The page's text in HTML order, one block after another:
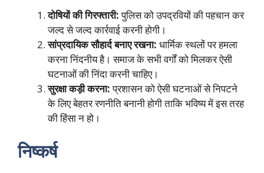
दोषियों की गिरफ्तारी:पुलिस को उपद्रवियों की पहचान कर
जल्द से जल्द कार्रवाई करनी होगी।
सांप्रदायिक सौहार्द बनाए रखना: धार्मिक स्थलों पर हमला
करना निंदनीय है। समाज के सभी वर्गों को मिलकर ऐसी
घटनाओं की निंदा करनी चाहिए।
सुरक्षा कड़ी करना:प्रशासन को ऐसी घटनाओं से निपटने
के लिए बेहतर रणनीति बनानी होगी ताकि भविष्य में इस तरह
की हिंसा न हो।
निष्कर्ष